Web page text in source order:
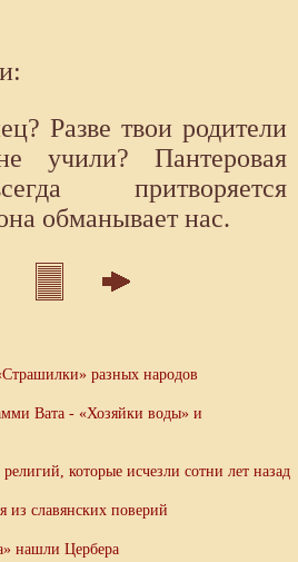
Разве твои родители
учили? Пантеровая
притворяется
обманывает нас.
разных народов
Вата - «Хозяйки воды» и
которые исчезли сотни лет назад
из славянских поверий
нашли Цербера